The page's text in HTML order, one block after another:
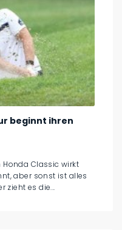
beginnt ihren
Honda Classic wirkt
aber sonst ist alles
zieht es die...